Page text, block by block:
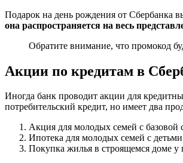
Подарок на день рождения от Сбербанка
она распространяется на весь
Обратите внимание, что промокод
Акции по кредитам в
Иногда банк проводит акции для
потребительский кредит, но имеет два
Акция для молодых семей с базовой
Ипотека для молодых семей с детьми
Покупка жилья в строящемся доме у